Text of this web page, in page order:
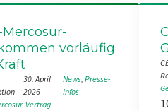
Mercosur-
vorläufig
30. April
2026
News, Presse-
Infos
Vertrag